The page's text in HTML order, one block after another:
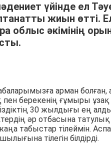
үйінде ел
жиын өтті.
облыс әкімінің
арман
берекенің ғұмыры ұзақ
30 жылдығы ең
әр отбасына
табыстар тілеймін.
тілегін білдірді.